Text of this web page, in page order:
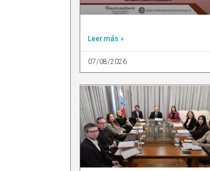
Leer más »
07/08/2026